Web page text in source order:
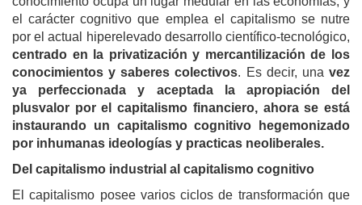
el carácter cognitivo que emplea el capitalismo se nutre
por el actual hiperelevado desarrollo científico-tecnológico,
centrado en la privatización y mercantilización de los
conocimientos y saberes colectivos. Es decir, unavez
ya perfeccionada y aceptada la apropiación del
plusvalor por el capitalismo financiero, ahora se está
instaurando un capitalismo cognitivo hegemonizado
por inhumanas ideologías y practicas neoliberales.
Del capitalismo industrial al capitalismo cognitivo
El capitalismo posee varios ciclos de transformación que